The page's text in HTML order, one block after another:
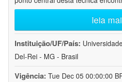
leia
Instituição/UF/País:
Del-Rei - MG - Brasil
Vigência: Tue Dec 05 00:00:00